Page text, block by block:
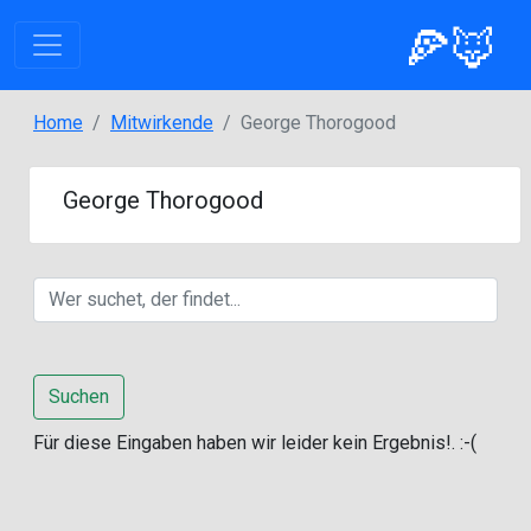
🍕🦊
Home Mitwirkende George Thorogood
George Thorogood
Suchen
Für diese Eingaben haben wir leider kein Ergebnis!. :-(